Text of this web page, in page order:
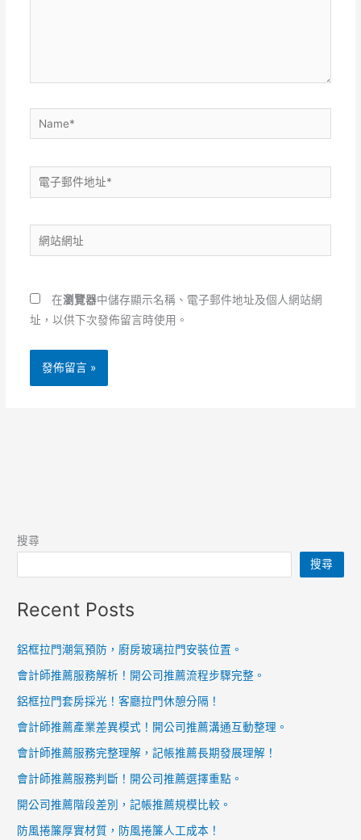
Name*
電
子
件
地
*
站
址
在瀏覽器中儲存顯示名稱、電子郵件地址及個人網站網
址，以供下次發佈留言時使用。
搜尋
搜尋
Recent Posts
鋁框拉門潮氣預防，廚房玻璃拉門安裝位置。
會計師推薦服務解析！開公司推薦流程步驟完整。
鋁框拉門套房採光！客廳拉門休憩分隔！
會計師推薦產業差異模式！開公司推薦溝通互動整理。
會計師推薦服務完整理解，記帳推薦長期發展理解！
會計師推薦服務判斷！開公司推薦選擇重點。
開公司推薦階段差別，記帳推薦規模比較。
防風捲簾厚實材質，防風捲簾人工成本！